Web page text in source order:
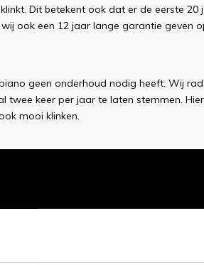
Dit betekent ook dat er de eerste 20
ook een 12 jaar lange garantie geven
geen onderhoud nodig heeft. Wij
twee keer per jaar te laten stemmen.
mooi klinken.